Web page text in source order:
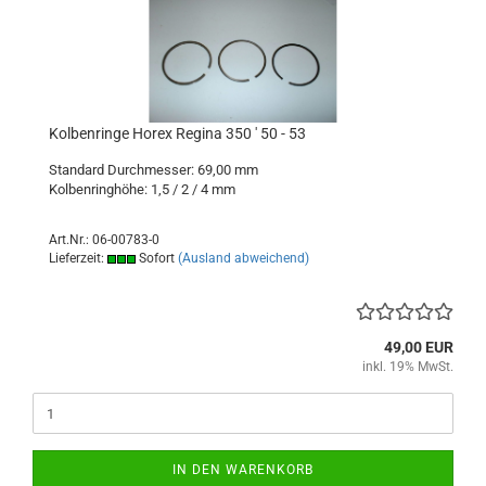
Kolbenringe Horex Regina 350 ' 50 - 53
Standard Durchmesser: 69,00 mm
Kolbenringhöhe: 1,5 / 2 / 4 mm
Art.Nr.: 06-00783-0
Lieferzeit:
Sofort (Ausland abweichend)
49,00 EUR
inkl. 19% MwSt.
IN DEN WARENKORB